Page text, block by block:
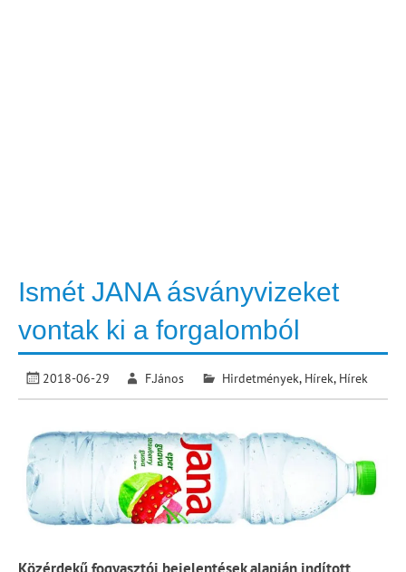
Ismét JANA ásványvizeket
vontak ki a forgalomból
2018-06-29 F.János Hirdetmények, Hírek, Hírek